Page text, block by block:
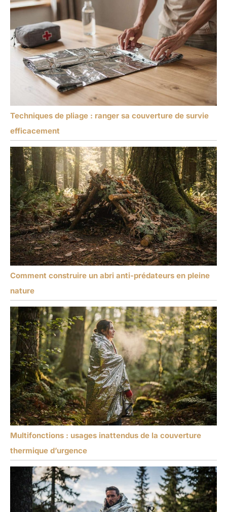
Techniques de pliage : ranger sa couverture de survie
efficacement
Comment construire un abri anti-prédateurs en pleine
nature
Multifonctions : usages inattendus de la couverture
thermique d’urgence